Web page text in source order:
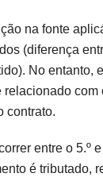
na fonte
(diferença
No entanto,
relacionado com
contrato.
entre o 5.º
é tributado,